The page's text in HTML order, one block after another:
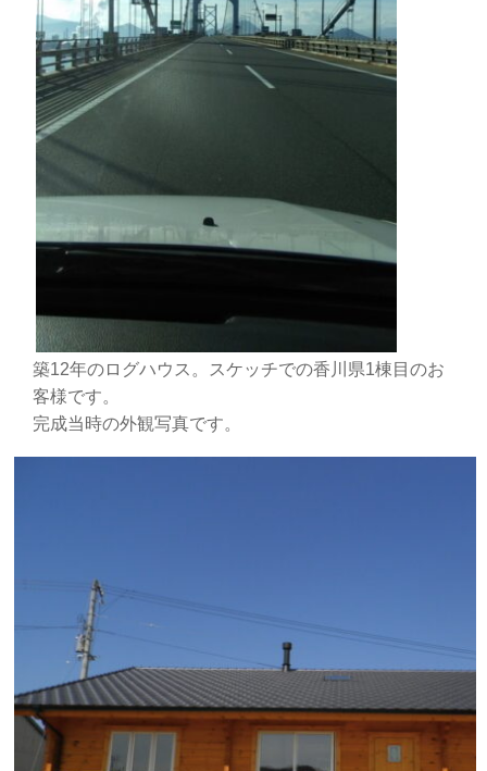
築12年のログハウス。スケッチでの香川県1棟目のお
客様です。
完成当時の外観写真です。